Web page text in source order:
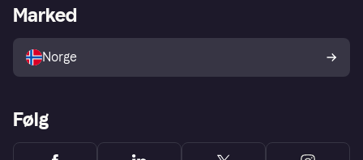
Utforsk butikker
Merchant portal
Marked
Norge
Følg